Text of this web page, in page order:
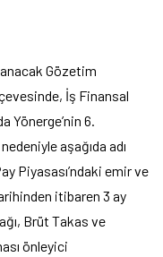
Gözetim
İş Finansal
Yönerge’nin 6.
aşağıda adı
Piyasası’ndaki emir ve
itibaren 3 ay
Brüt Takas ve
önleyici